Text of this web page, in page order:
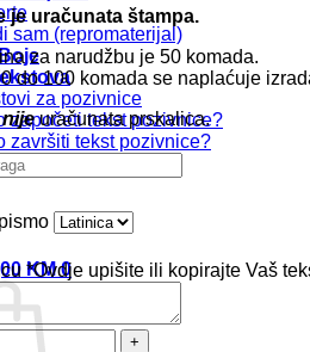
sam (repromaterijal)
za pozivnice
započeti tekst pozivnice?
završiti tekst pozivnice?
KM 0
je uračunata štampa.
za narudžbu je 50 komada.
do 100 komada se naplaćuje
nijeuračunata prskalica.
*Ovdje upišite ili kopirajte Vaš